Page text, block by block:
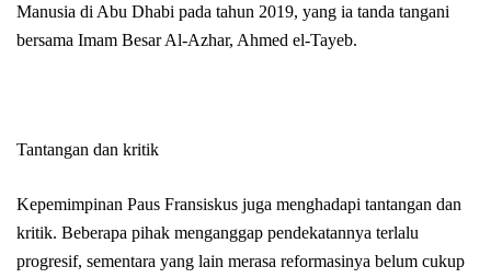
Manusia di Abu Dhabi pada tahun 2019, yang ia tanda tangani
bersama Imam Besar Al-Azhar, Ahmed el-Tayeb.
Tantangan dan kritik
Kepemimpinan Paus Fransiskus juga menghadapi tantangan dan
kritik. Beberapa pihak menganggap pendekatannya terlalu
progresif, sementara yang lain merasa reformasinya belum cukup